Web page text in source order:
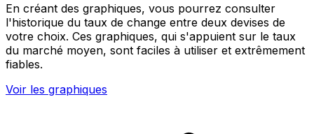
En créant des graphiques, vous pourrez consulter
l'historique du taux de change entre deux devises de
votre choix. Ces graphiques, qui s'appuient sur le taux
du marché moyen, sont faciles à utiliser et extrêmement
fiables.
Voir les graphiques